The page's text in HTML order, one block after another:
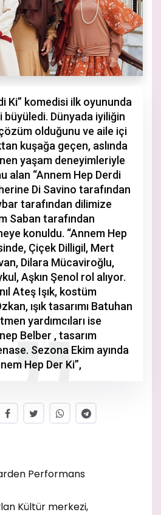
Ki” komedisi ilk oyununda
Dünyada iyiliğin
olduğunu ve aile içi
kuşağa geçen, aslında
yaşam deneyimleriyle
alan “Annem Hep Derdi
Di Savino tarafından
tarafından dilimize
Saban tarafından
konuldu. “Annem Hep
Çiçek Dilligil, Mert
Dilara Mücaviroğlu,
Aşkın Şenol rol alıyor.
Ateş Işık, kostüm
ışık tasarımı Batuhan
yardımcıları ise
Belber , tasarım
Sezona Ekim ayında
Hep Der Ki”,
Performans
Kültür merkezi,